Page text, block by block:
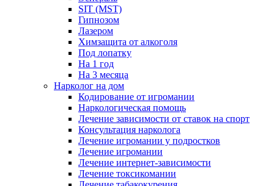
SIT (MST)
Гипнозом
Лазером
Химзащита от алкоголя
Под лопатку
На 1 год
На 3 месяца
Нарколог на дом
Кодирование от игромании
Наркологическая помощь
Лечение зависимости от ставок на спорт
Консультация нарколога
Лечение игромании у подростков
Лечение игромании
Лечение интернет-зависимости
Лечение токсикомании